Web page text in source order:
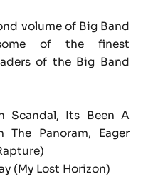
volume of Big Band
of the finest
of the Big Band
Scandal, Its Been A
Panoram, Eager
)
(My Lost Horizon)